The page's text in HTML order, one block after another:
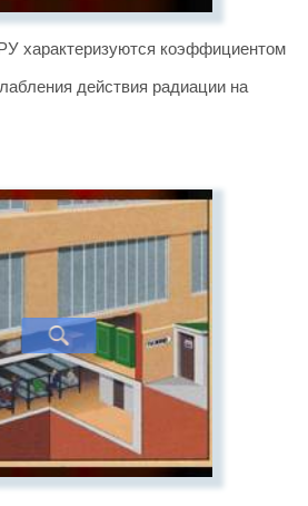
характеризуются коэффициентом
действия радиации на